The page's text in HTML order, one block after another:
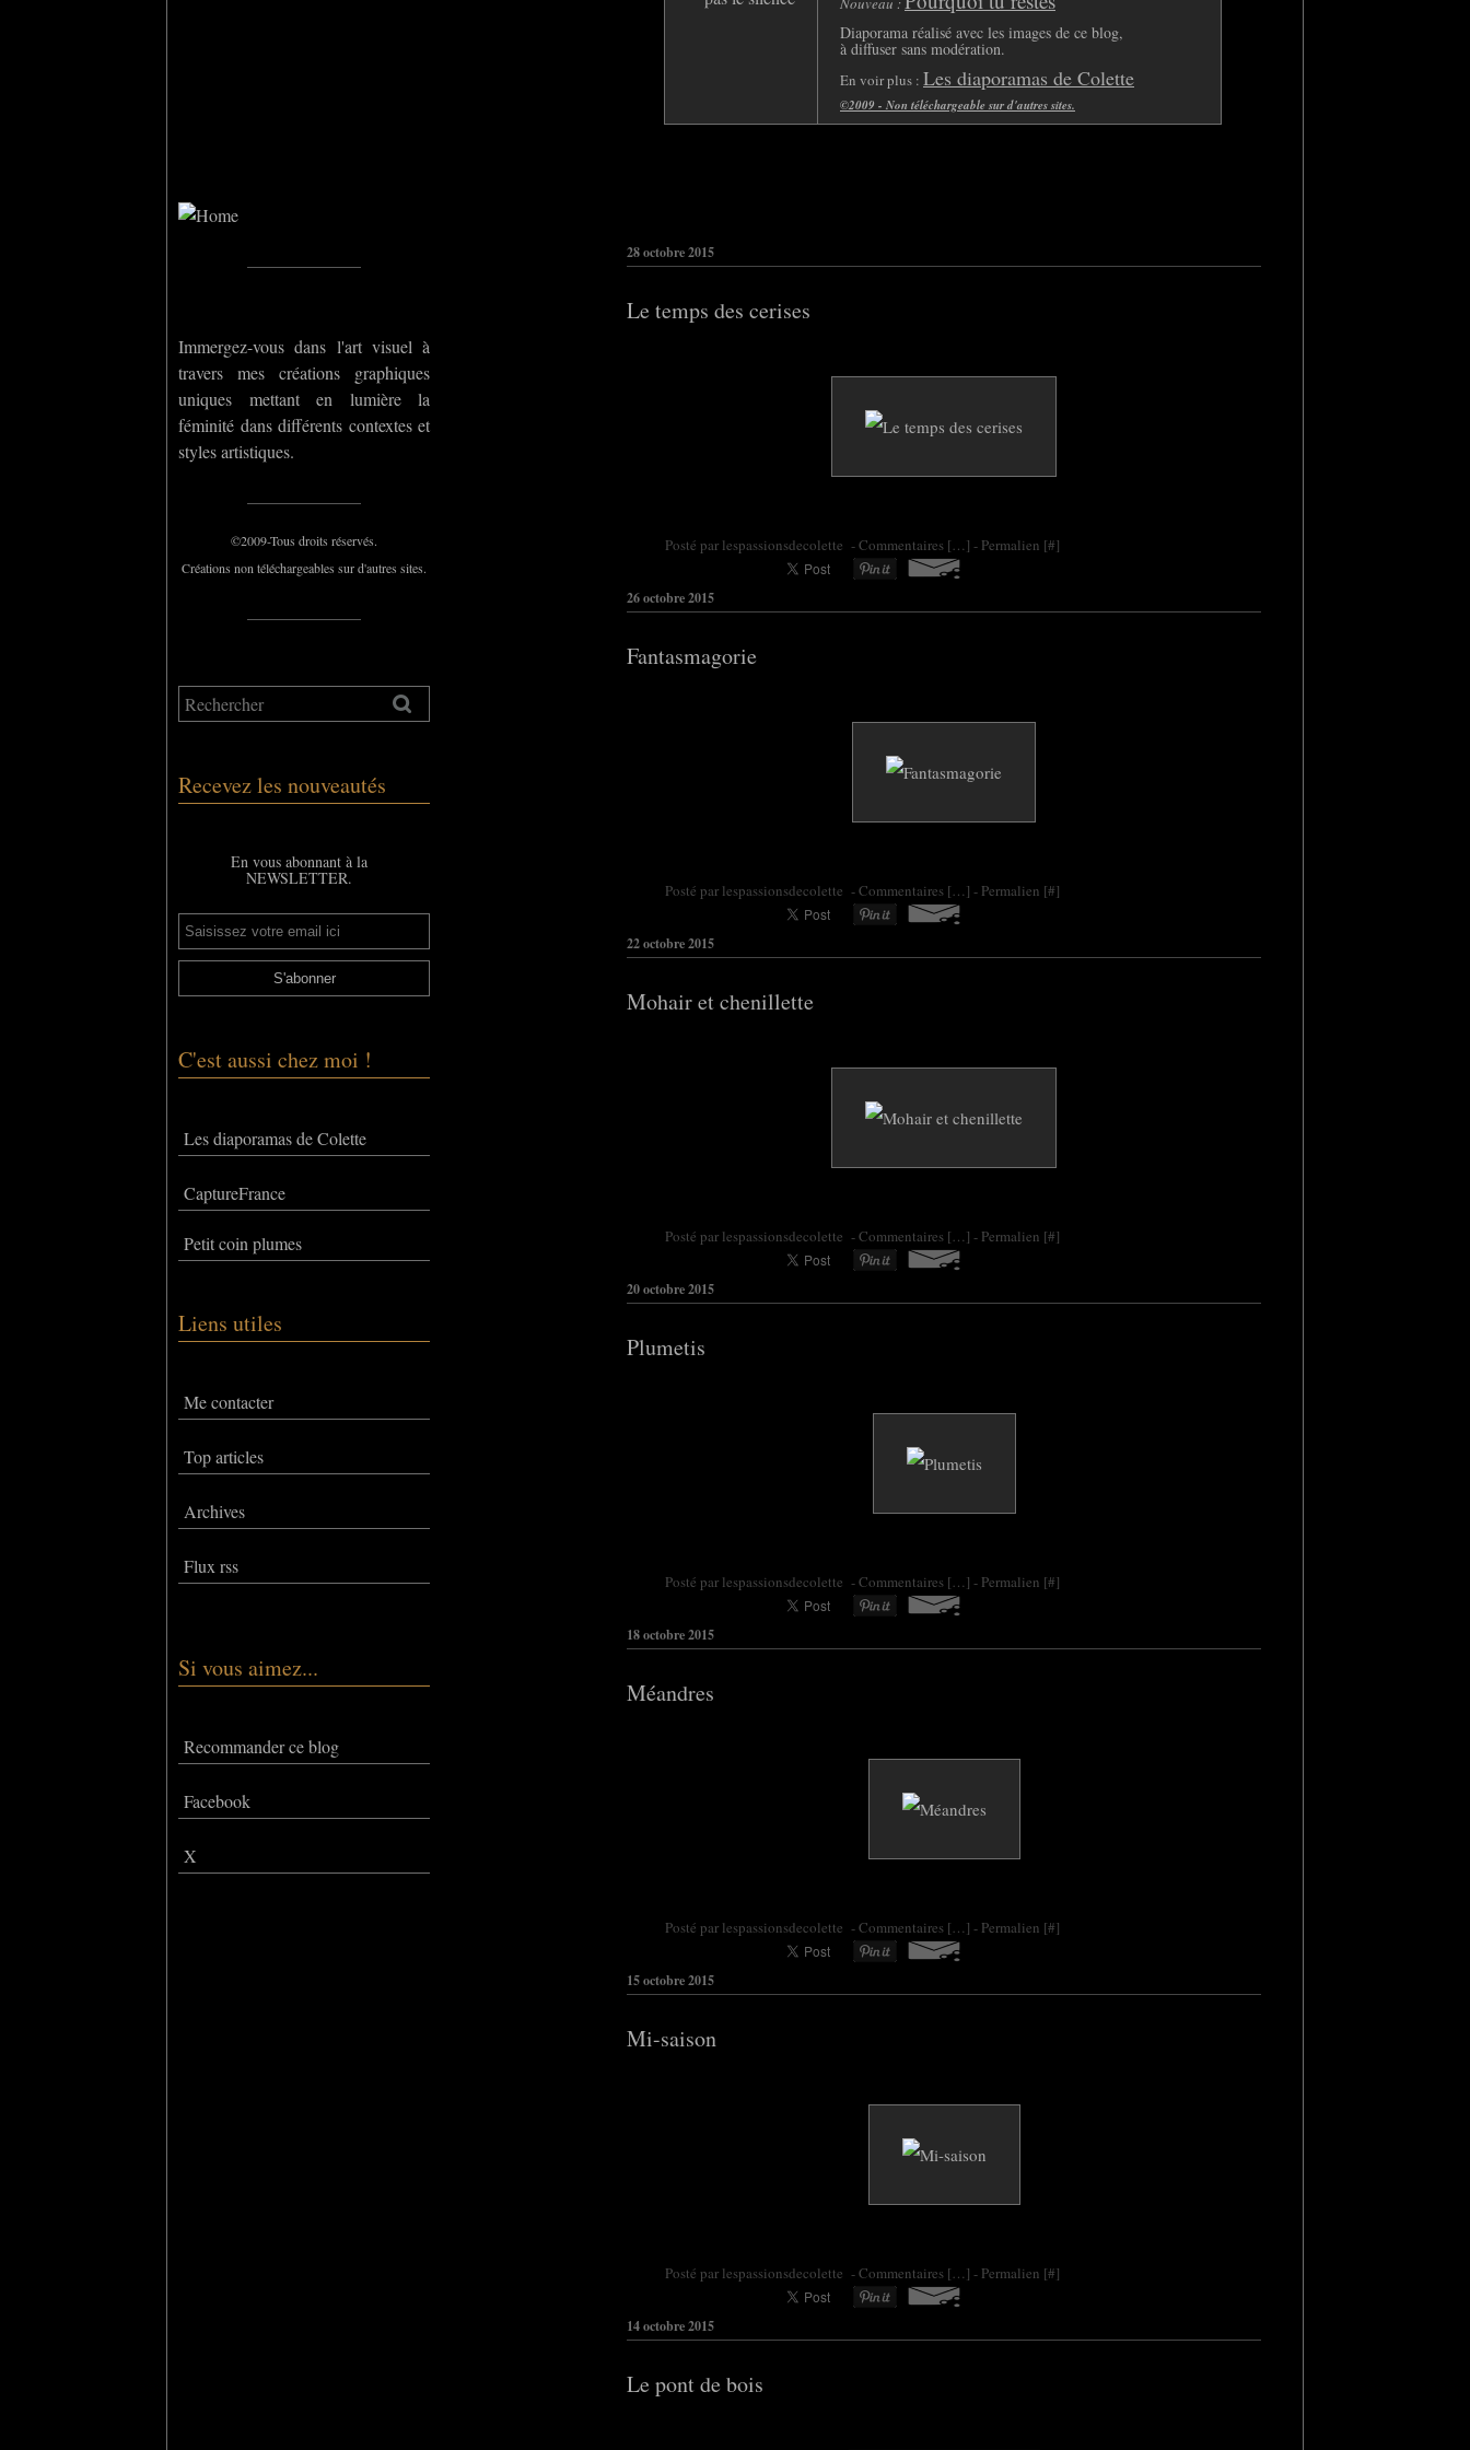
Immergez-vous dans l'art visuel à
travers mes créations graphiques
uniques mettant en lumière la
féminité dans différents contextes et
styles artistiques.
©2009-Tous droits réservés.
Créations non téléchargeables sur d'autres sites.
Diaporama réalisé avec les images de ce blog,
à diffuser sans modération.
En voir plus : Les diaporamas de Colette
©2009 - Non téléchargeable sur d'autres sites.
Recevez les nouveautés
C'est aussi chez moi !
Les diaporamas de Colette
CaptureFrance
Petit coin plumes
Liens utiles
Me contacter
Top articles
Archives
Flux rss
Si vous aimez...
Recommander ce blog
Facebook
X
28 octobre 2015
Le temps des cerises
Posté par colette95 à 06:30 -Commentaires […] - Permalien [#]
26 octobre 2015
Fantasmagorie
Posté par colette95 à 06:30 -Commentaires […] - Permalien [#]
22 octobre 2015
Mohair et chenillette
Posté par colette95 à 06:30 -Commentaires […] - Permalien [#]
20 octobre 2015
Plumetis
Posté par colette95 à 06:30 -Commentaires […] - Permalien [#]
18 octobre 2015
Méandres
Posté par colette95 à 06:30 -Commentaires […] - Permalien [#]
15 octobre 2015
Mi-saison
Posté par colette95 à 06:30 -Commentaires […] - Permalien [#]
14 octobre 2015
Le pont de bois